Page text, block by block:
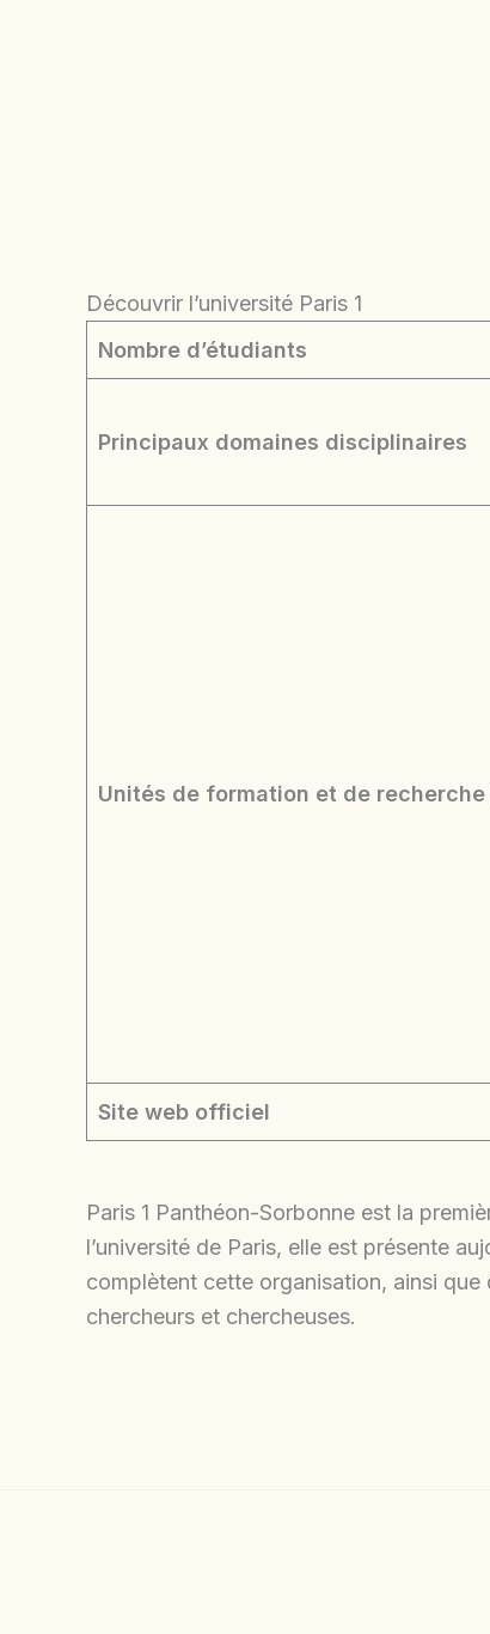
Découvrir l’université Paris 1
Nombre d’étudiants
Principaux domaines disciplinaires
Unités de formation et de recherche
Site web officiel
Paris 1 Panthéon-Sorbonne est la
l’université de Paris, elle est présente
complètent cette organisation, ainsi que
chercheurs et chercheuses.